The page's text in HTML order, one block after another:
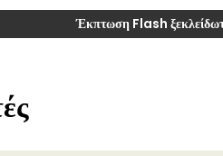
Έκπτωση Flash